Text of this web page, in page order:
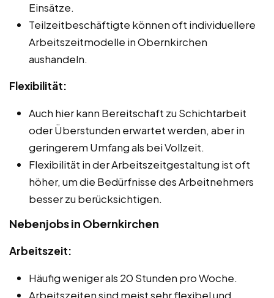
Einsätze.
Teilzeitbeschäftigte können oft individuellere
Arbeitszeitmodelle in Obernkirchen
aushandeln.
Flexibilität:
Auch hier kann Bereitschaft zu Schichtarbeit
oder Überstunden erwartet werden, aber in
geringerem Umfang als bei Vollzeit.
Flexibilität in der Arbeitszeitgestaltung ist oft
höher, um die Bedürfnisse des Arbeitnehmers
besser zu berücksichtigen.
Nebenjobs in Obernkirchen
Arbeitszeit:
Häufig weniger als 20 Stunden pro Woche.
Arbeitszeiten sind meist sehr flexibel und